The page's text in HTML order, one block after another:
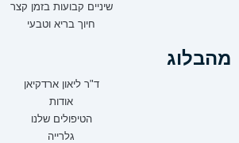
שיניים קבועות בזמן קצר
חיוך בריא וטבעי
מהבלוג
ד"ר ליאון ארדקיאן
אודות
הטיפולים שלנו
גלרייה